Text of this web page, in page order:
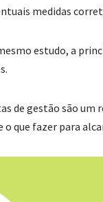
medidas
estudo, a
de gestão são um
o que fazer para